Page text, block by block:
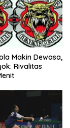
Makin Dewasa,
Rivalitas